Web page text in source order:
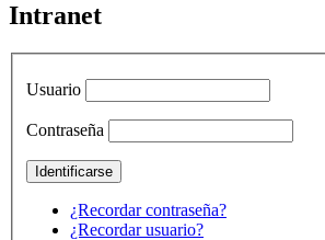
Intranet
Usuario
Contraseña
¿Recordar contraseña?
¿Recordar usuario?